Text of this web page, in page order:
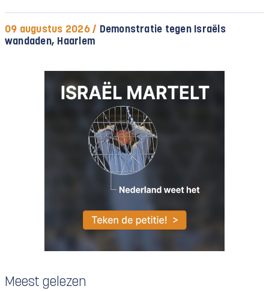
09 augustus 2026 / Demonstratie tegen Israëls
wandaden, Haarlem
Meest gelezen